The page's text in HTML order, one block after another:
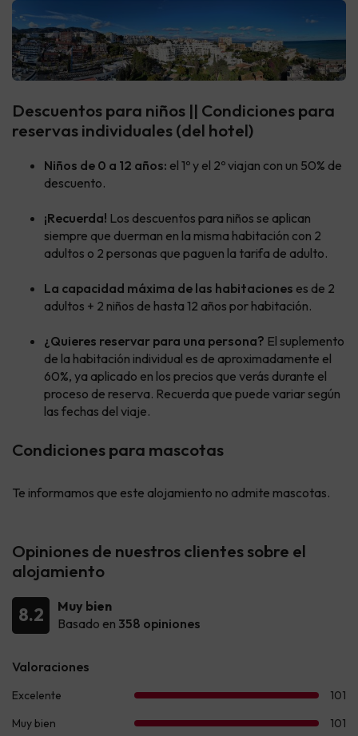
Descuentos para niños || Condiciones para
reservas individuales (del hotel)
Niños de 0 a 12 años: el 1º y el 2º viajan con un 50% de
descuento.
¡Recuerda! Los descuentos para niños se aplican
siempre que duerman en la misma habitación con 2
adultos o 2 personas que paguen la tarifa de adulto.
La capacidad máxima de las habitaciones es de 2
adultos + 2 niños de hasta 12 años por habitación.
¿Quieres reservar para una persona? El suplemento
de la habitación individual es de aproximadamente el
60%, ya aplicado en los precios que verás durante el
proceso de reserva. Recuerda que puede variar según
las fechas del viaje.
Condiciones para mascotas
Te informamos que este alojamiento no admite mascotas.
Opiniones de nuestros clientes sobre el
alojamiento
8.2
Muy bien
Basado en 358 opiniones